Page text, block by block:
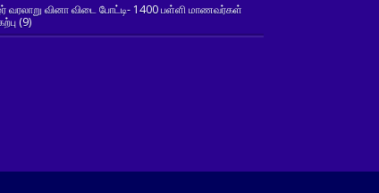
வரலாறு வினா விடை போட்டி- 1400 பள்ளி மாணவர்கள்
(9)